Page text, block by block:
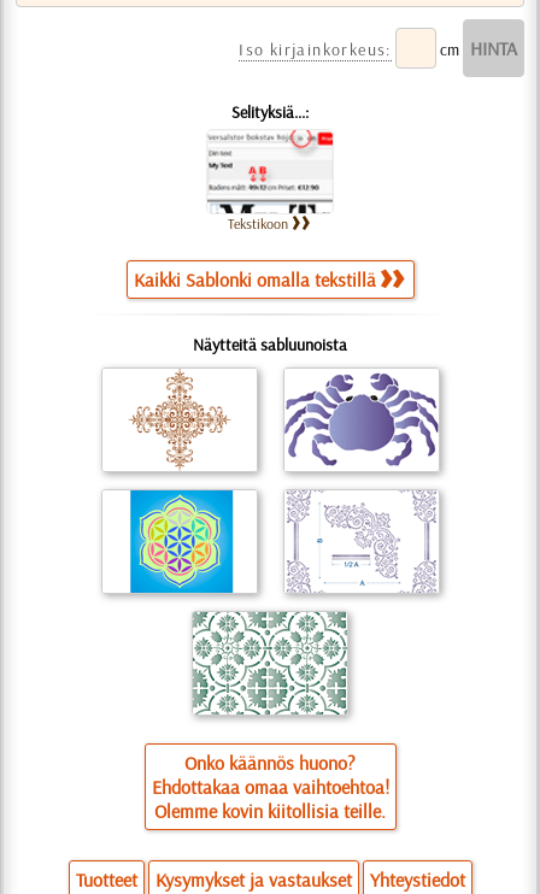
Iso kirjainkorkeus: cm
Selityksiä...:
Tekstikoon
Kaikki Sablonki omalla tekstillä
Näytteitä sabluunoista
Onko käännös huono?
Ehdottakaa omaa vaihtoehtoa!
Olemme kovin kiitollisia teille.
Tuotteet Kysymykset ja vastaukset Yhteystiedot